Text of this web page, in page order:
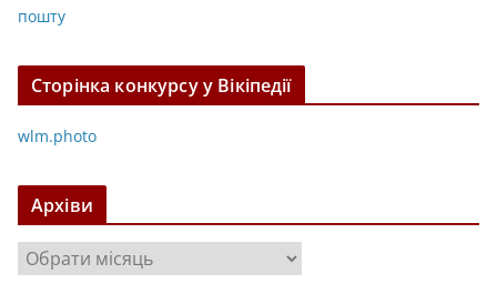
пошту
Сторінка конкурсу у Вікіпедії
wlm.photo
Архіви
р